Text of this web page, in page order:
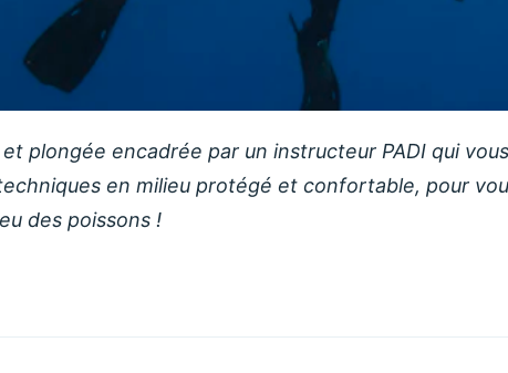
plongée encadrée par un instructeur PADI qui vous
en milieu protégé et confortable, pour
des poissons !